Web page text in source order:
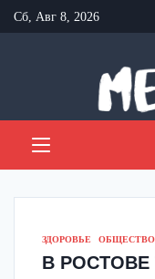
Перейти
к
Сб, Авг 8, 2026
ЗДОРОВЬЕ ОБЩЕСТВО
В РОСТОВЕ